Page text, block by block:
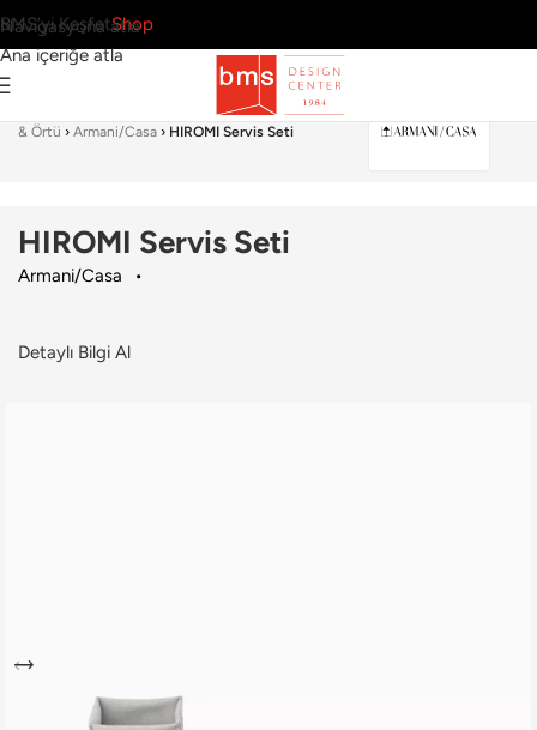
Navigasyona atla
Ana içeriğe atla
BMS’yi KeşfetShop
Runner & Amerikan Servisi
& Örtü › Armani/Casa › HIROMI Servis Seti
HIROMI Servis Seti
Armani/Casa
Detaylı Bilgi Al